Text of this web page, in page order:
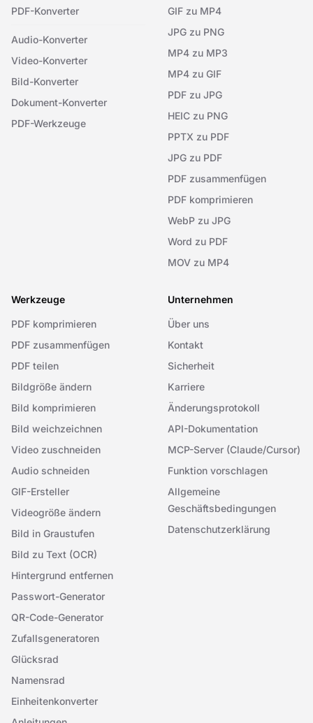
PDF-Konverter
Audio-Konverter
Video-Konverter
Bild-Konverter
Dokument-Konverter
PDF-Werkzeuge
GIF zu MP4
JPG zu PNG
MP4 zu MP3
MP4 zu GIF
PDF zu JPG
HEIC zu PNG
PPTX zu PDF
JPG zu PDF
PDF zusammenfügen
PDF komprimieren
WebP zu JPG
Word zu PDF
MOV zu MP4
Werkzeuge
PDF komprimieren
PDF zusammenfügen
PDF teilen
Bildgröße ändern
Bild komprimieren
Bild weichzeichnen
Video zuschneiden
Audio schneiden
GIF-Ersteller
Videogröße ändern
Bild in Graustufen
Bild zu Text (OCR)
Hintergrund entfernen
Passwort-Generator
QR-Code-Generator
Zufallsgeneratoren
Glücksrad
Namensrad
Einheitenkonverter
Unternehmen
Über uns
Kontakt
Sicherheit
Karriere
Änderungsprotokoll
API-Dokumentation
MCP-Server (Claude/Cursor)
Funktion vorschlagen
Allgemeine
Geschäftsbedingungen
Datenschutzerklärung